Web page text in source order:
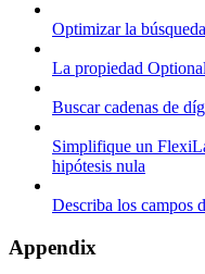
Optimizar la
La propiedad
Buscar cadenas de
Simplifique un
hipótesis nula
Describa los campos
Appendix